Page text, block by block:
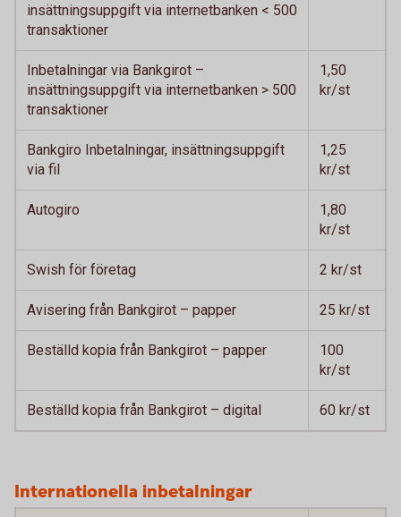
insättningsuppgift via internetbanken < 500
transaktioner
Inbetalningar via Bankgirot –
insättningsuppgift via internetbanken > 500
transaktioner
1,50
kr/st
Bankgiro Inbetalningar, insättningsuppgift
via fil
1,25
kr/st
Autogiro
1,80
kr/st
Swish för företag 2 kr/st
Avisering från Bankgirot – papper 25 kr/st
Beställd kopia från Bankgirot – papper
100
kr/st
Beställd kopia från Bankgirot – digital 60 kr/st
Internationella inbetalningar